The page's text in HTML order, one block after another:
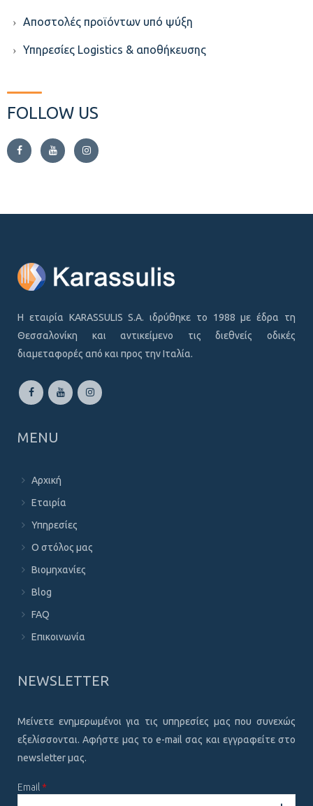
Aποστολές προϊόντων υπό ψύξη
Υπηρεσίες Logistics & αποθήκευσης
FOLLOW US
Η εταιρία KARASSULIS S.A. ιδρύθηκε το 1988 με έδρα τη
Θεσσαλονίκη και αντικείμενο τις διεθνείς οδικές
διαμεταφορές από και προς την Ιταλία.
MENU
Αρχική
Εταιρία
Υπηρεσίες
Ο στόλος μας
Βιομηχανίες
Blog
FAQ
Επικοινωνία
NEWSLETTER
Μείνετε ενημερωμένοι για τις υπηρεσίες μας που συνεχώς
εξελίσσονται. Αφήστε μας το e-mail σας και εγγραφείτε στο
newsletter μας.
Email *